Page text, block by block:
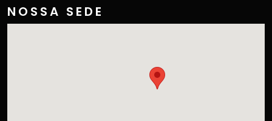
NOSSA SEDE